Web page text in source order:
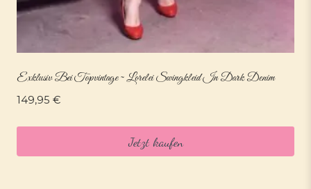
Exklusiv Bei Topvintage ~ Lorelei Swingkleid In Dark Denim
149,95 €
Jetzt kaufen